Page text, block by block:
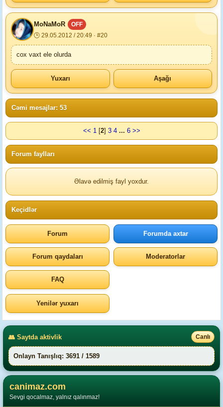
MoNaMoR
OFF
🕒 29.05.2012 / 20:49 · #20
cox vaxt ele olurda
Yuxarı Aşağı
Cəmi mesajlar: 53
<< 1[2] 3 4 ... 6 >>
Forum faylları
Əlavə edilmiş fayl yoxdur.
Keçidlər
Forum Forumda axtar
Forum qaydaları Moderatorlar
FAQ
Yenilər yuxarı
👥 Saytda aktivlik Canlı
Onlayn Tanışlıq: 3691 / 1589
canimaz.com
Sevgi qocalmaz, yalnız qalınmaz!